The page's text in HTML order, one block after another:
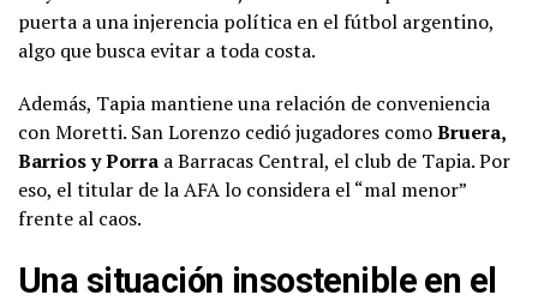
puerta a una injerencia política en el fútbol argentino,
algo que busca evitar a toda costa.
Además, Tapia mantiene una relación de conveniencia
con Moretti. San Lorenzo cedió jugadores comoBruera,
Barrios y Porra a Barracas Central, el club de Tapia. Por
eso, el titular de la AFA lo considera el “mal menor”
frente al caos.
Una situación insostenible en el